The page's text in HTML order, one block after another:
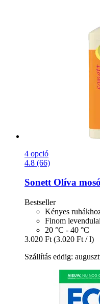
4 opció
4.8 (66)
SonettOlíva
Bestseller
Kényes
Finom
20 °C - 40 °C
3.020 Ft (3.020 Ft / l)
Szállítás eddig: